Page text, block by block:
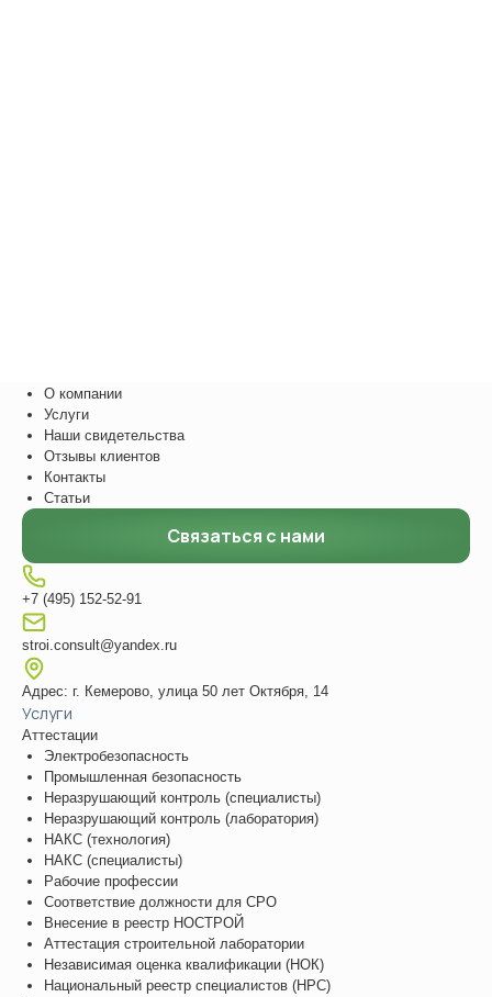
О компании
Услуги
Наши свидетельства
Отзывы клиентов
Контакты
Статьи
Связаться с нами
+7 (495) 152-52-91
stroi.consult@yandex.ru
Адрес: г. Кемерово, улица 50 лет Октября, 14
Услуги
Аттестации
Электробезопасность
Промышленная безопасность
Неразрушающий контроль (специалисты)
Неразрушающий контроль (лаборатория)
НАКС (технология)
НАКС (специалисты)
Рабочие профессии
Соответствие должности для СРО
Внесение в реестр НОСТРОЙ
Аттестация строительной лаборатории
Независимая оценка квалификации (НОК)
Национальный реестр специалистов (НРС)